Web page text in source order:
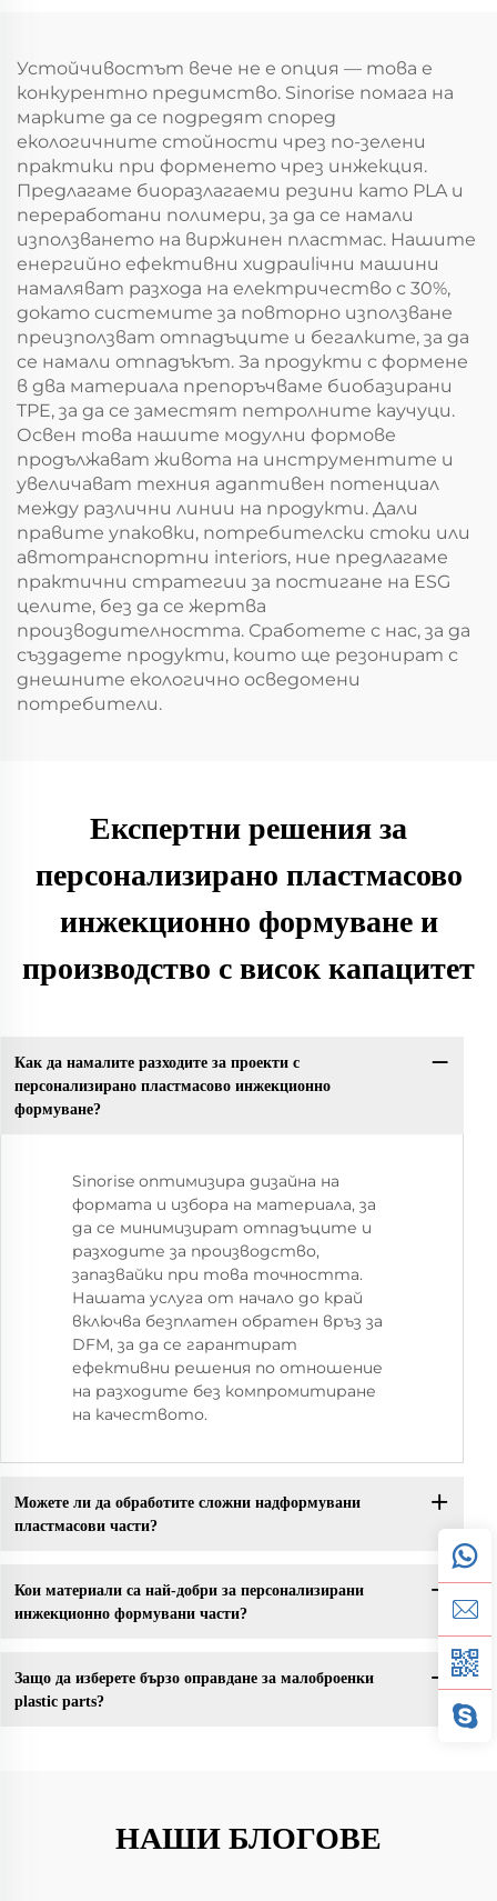
Устойчивостът вече не е опция — това е
конкурентно предимство. Sinorise помага на
марките да се подредят според
екологичните стойности чрез по-зелени
практики при форменето чрез инжекция.
Предлагаме биоразлагаеми резини като PLA и
переработани полимери, за да се намали
използването на виржинен пластмас. Нашите
енергийно ефективни хидраuliчни машини
намаляват разхода на електричество с 30%,
докато системите за повторно използване
преизползват отпадъците и бегалките, за да
се намали отпадъкът. За продукти с формене
в два материала препоръчваме биобазирани
TPE, за да се заместят петролните каучуци.
Освен това нашите модулни формове
продължават живота на инструментите и
увеличават техния адаптивен потенциал
между различни линии на продукти. Дали
правите упаковки, потребителски стоки или
автотранспортни interiors, ние предлагаме
практични стратегии за постигане на ESG
целите, без да се жертва
производителността. Сработете с нас, за да
създадете продукти, които ще резонират с
днешните екологично осведомени
потребители.
Експертни решения за
персонализирано пластмасово
инжекционно формуване и
производство с висок капацитет
Как да намалите разходите за проекти с
персонализирано пластмасово инжекционно
формуване?
Sinorise оптимизира дизайна на
формата и избора на материала, за
да се минимизират отпадъците и
разходите за производство,
запазвайки при това точността.
Нашата услуга от начало до край
включва безплатен обратен връз за
DFM, за да се гарантират
ефективни решения по отношение
на разходите без компромитиране
на качеството.
Можете ли да обработите сложни надформувани
пластмасови части?
Кои материали са най-добри за персонализирани
инжекционно формувани части?
Защо да изберете бързо оправдане за малоброенки
plastic parts?
НАШИ БЛОГОВЕ